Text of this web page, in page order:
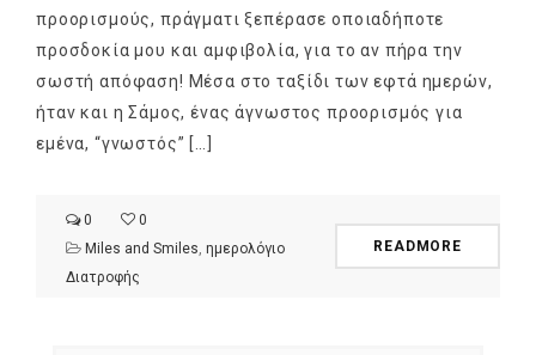
προορισμούς, πράγματι ξεπέρασε οποιαδήποτε
προσδοκία μου και αμφιβολία, για το αν πήρα την
σωστή απόφαση! Μέσα στο ταξίδι των εφτά ημερών,
ήταν και η Σάμος, ένας άγνωστος προορισμός για
εμένα, “γνωστός” […]
0
0
Miles and Smiles, ημερολόγιο
Διατροφής
READMORE